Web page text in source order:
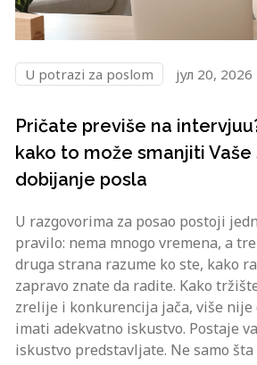
U potrazi za poslom јул 20, 2026
Pričate previše na
kako to može smanjiti Vaše
dobijanje posla
U razgovorima za posao postoji
pravilo: nema mnogo vremena, a
druga strana razume ko ste, kako
zapravo znate da radite. Kako
zrelije i konkurencija jača, više nije
imati adekvatno iskustvo. Postaje
iskustvo predstavljate. Ne samo